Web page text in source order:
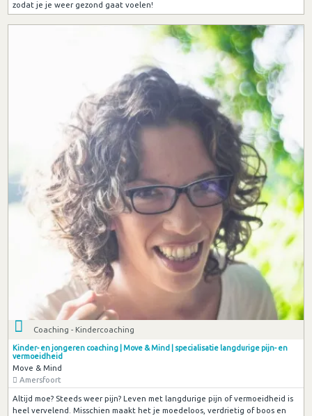
zodat je je weer gezond gaat voelen!
Coaching - Kindercoaching
Kinder- en jongeren coaching | Move & Mind | specialisatie langdurige pijn- en
vermoeidheid
Move & Mind
Amersfoort
Altijd moe? Steeds weer pijn? Leven met langdurige pijn of vermoeidheid is
heel vervelend. Misschien maakt het je moedeloos, verdrietig of boos en